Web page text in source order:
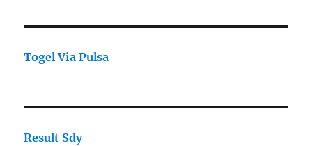
Togel Via Pulsa
Result Sdy